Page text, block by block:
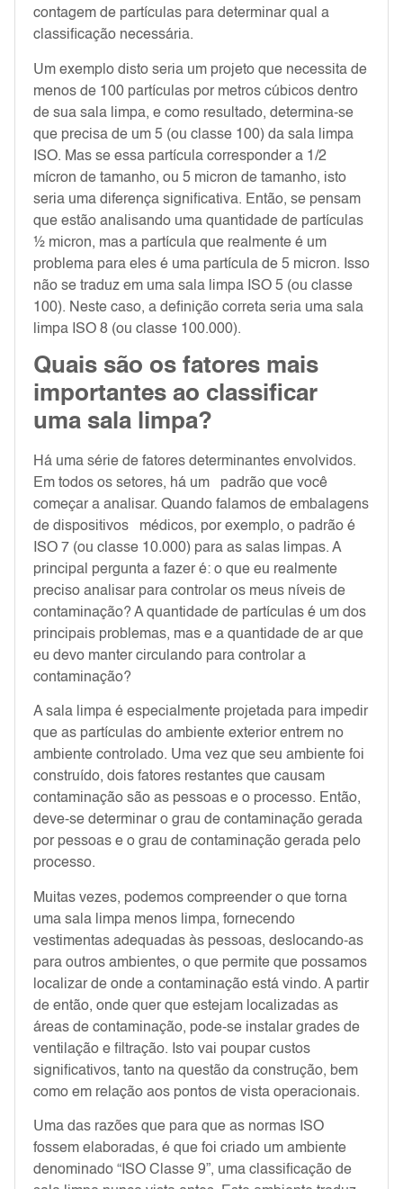
contagem de partículas para determinar qual a
classificação necessária.
Um exemplo disto seria um projeto que necessita de
menos de 100 partículas por metros cúbicos dentro
de sua sala limpa, e como resultado, determina-se
que precisa de um 5 (ou classe 100) da sala limpa
ISO. Mas se essa partícula corresponder a 1/2
mícron de tamanho, ou 5 micron de tamanho, isto
seria uma diferença significativa. Então, se pensam
que estão analisando uma quantidade de partículas
½ micron, mas a partícula que realmente é um
problema para eles é uma partícula de 5 micron. Isso
não se traduz em uma sala limpa ISO 5 (ou classe
100). Neste caso, a definição correta seria uma sala
limpa ISO 8 (ou classe 100.000).
Quais são os fatores mais
importantes ao classificar
uma sala limpa?
Há uma série de fatores determinantes envolvidos.
Em todos os setores, há um padrão que você
começar a analisar. Quando falamos de embalagens
de dispositivos médicos, por exemplo, o padrão é
ISO 7 (ou classe 10.000) para as salas limpas. A
principal pergunta a fazer é: o que eu realmente
preciso analisar para controlar os meus níveis de
contaminação? A quantidade de partículas é um dos
principais problemas, mas e a quantidade de ar que
eu devo manter circulando para controlar a
contaminação?
A sala limpa é especialmente projetada para impedir
que as partículas do ambiente exterior entrem no
ambiente controlado. Uma vez que seu ambiente foi
construído, dois fatores restantes que causam
contaminação são as pessoas e o processo. Então,
deve-se determinar o grau de contaminação gerada
por pessoas e o grau de contaminação gerada pelo
processo.
Muitas vezes, podemos compreender o que torna
uma sala limpa menos limpa, fornecendo
vestimentas adequadas às pessoas, deslocando-as
para outros ambientes, o que permite que possamos
localizar de onde a contaminação está vindo. A partir
de então, onde quer que estejam localizadas as
áreas de contaminação, pode-se instalar grades de
ventilação e filtração. Isto vai poupar custos
significativos, tanto na questão da construção, bem
como em relação aos pontos de vista operacionais.
Uma das razões que para que as normas ISO
fossem elaboradas, é que foi criado um ambiente
denominado “ISO Classe 9”, uma classificação de